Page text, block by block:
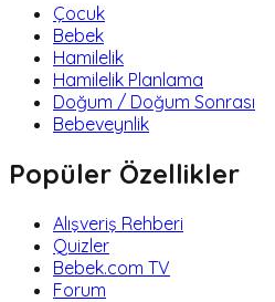
Çocuk
Bebek
Hamilelik
Hamilelik Planlama
Doğum / Doğum Sonrası
Bebeveynlik
Popüler Özellikler
Alışveriş Rehberi
Quizler
Bebek.com TV
Forum